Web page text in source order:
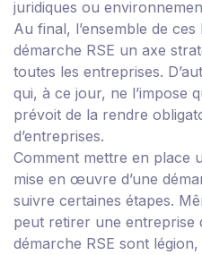
juridiques ou
Au final, l’ensemble de
démarche RSE un axe
toutes les entreprises.
qui, à ce jour, ne l’impose
prévoit de la rendre
d’entreprises.
Comment mettre en place
mise en œuvre d’une
suivre certaines étapes.
peut retirer une entreprise
démarche RSE sont